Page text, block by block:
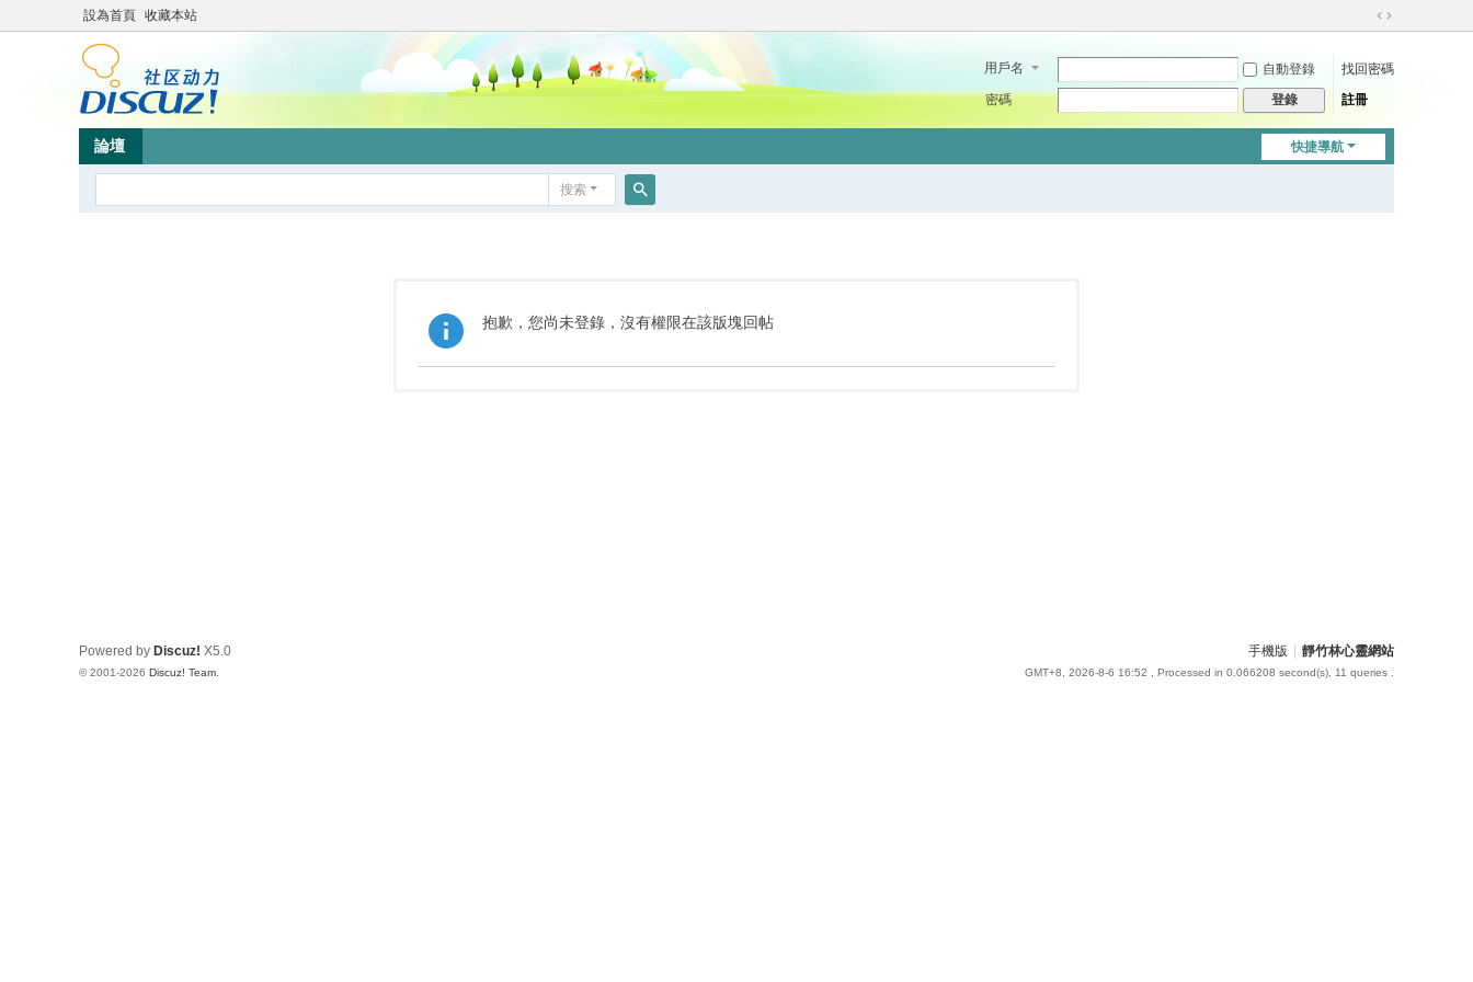
設為首頁 收藏本站
切
到
用戶名 自動登錄
找回密碼
密碼
登錄 註冊
快捷導航
論壇
搜索
抱歉，您尚未登錄，沒有權限在該版塊回帖
手機版 靜竹林心靈網站
GMT+8, 2026-8-6 16:52 , Processed in 0.066208 second(s), 11 queries .
Powered by Discuz! X5.0
© 2001-2026 Discuz! Team